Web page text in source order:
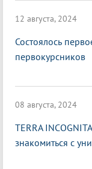
12 августа, 2024
Состоялось
первокурсников
08 августа, 2024
TERRA
знакомиться с